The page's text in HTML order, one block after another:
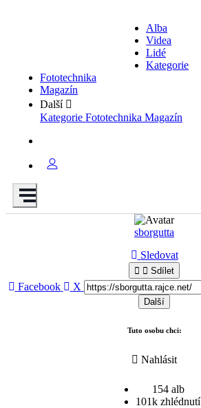
Alba
Videa
Lidé
Kategorie
Fototechnika
Magazín
Další
Kategorie Fototechnika Magazín
sborgutta
Sledovat
Sdílet
Facebook X
Další
Tuto osobu chci:
Nahlásit
154 alb
101k zhlédnutí